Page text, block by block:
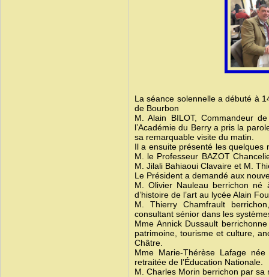
La séance solennelle a débuté à
de Bourbon
M. Alain BILOT, Commandeur
l’Académie du Berry a pris la
sa remarquable visite du matin.
Il a ensuite présenté les quelques
M. le Professeur BAZOT
M. Jilali Bahiaoui Clavaire et M.
Le Président a demandé aux
M. Olivier Nauleau berrichon né
d’histoire de l’art au lycée Alain
M. Thierry Chamfrault
consultant sénior dans les
Mme Annick Dussault
patrimoine, tourisme et culture,
Châtre.
Mme Marie-Thérèse Lafage
retraitée de l’Éducation Nationale.
M. Charles Morin berrichon par